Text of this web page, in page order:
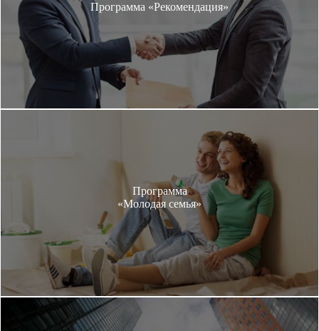
Программа «Рекомендация»
Программа
«Молодая семья»